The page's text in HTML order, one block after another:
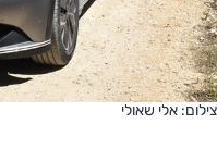
צילום: אלי שאולי